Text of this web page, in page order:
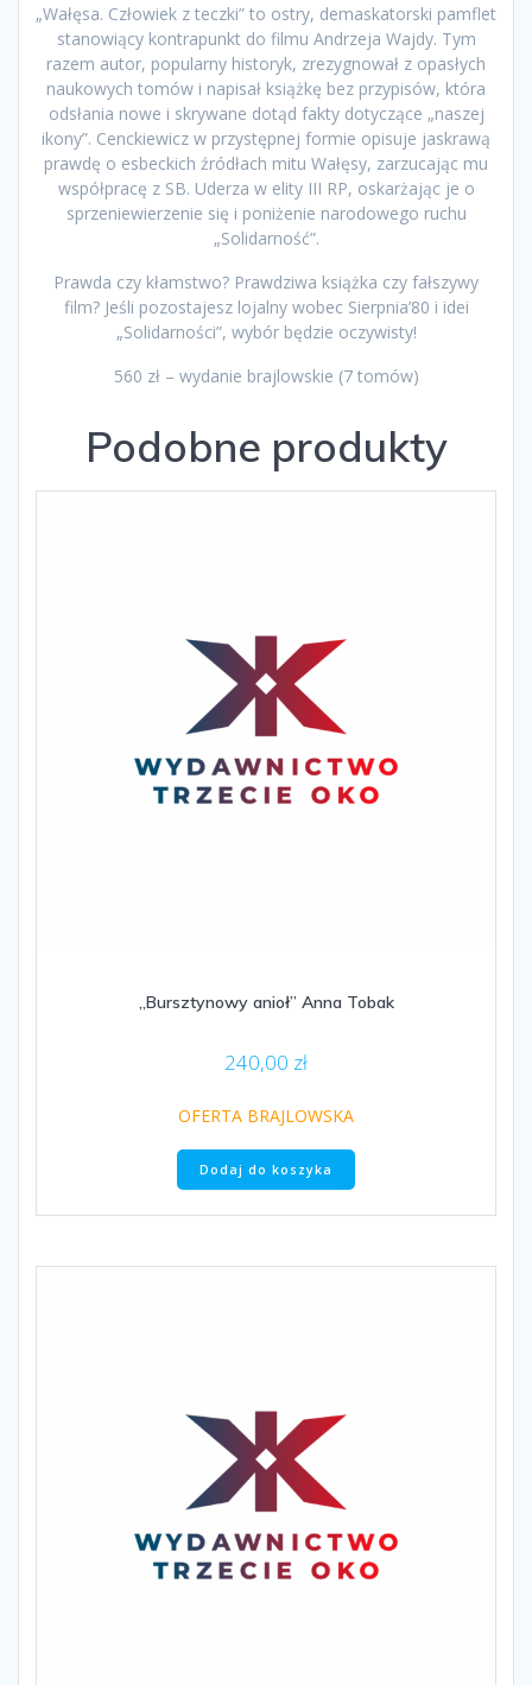
„Wałęsa. Człowiek z teczki” to ostry, demaskatorski pamflet
stanowiący kontrapunkt do filmu Andrzeja Wajdy. Tym
razem autor, popularny historyk, zrezygnował z opasłych
naukowych tomów i napisał książkę bez przypisów, która
odsłania nowe i skrywane dotąd fakty dotyczące „naszej
ikony”. Cenckiewicz w przystępnej formie opisuje jaskrawą
prawdę o esbeckich źródłach mitu Wałęsy, zarzucając mu
współpracę z SB. Uderza w elity III RP, oskarżając je o
sprzeniewierzenie się i poniżenie narodowego ruchu
„Solidarność”.
Prawda czy kłamstwo? Prawdziwa książka czy fałszywy
film? Jeśli pozostajesz lojalny wobec Sierpnia’80 i idei
„Solidarności”, wybór będzie oczywisty!
560 zł – wydanie brajlowskie (7 tomów)
Podobne produkty
„Bursztynowy anioł” Anna Tobak
240,00 zł
OFERTA BRAJLOWSKA
Dodaj do koszyka